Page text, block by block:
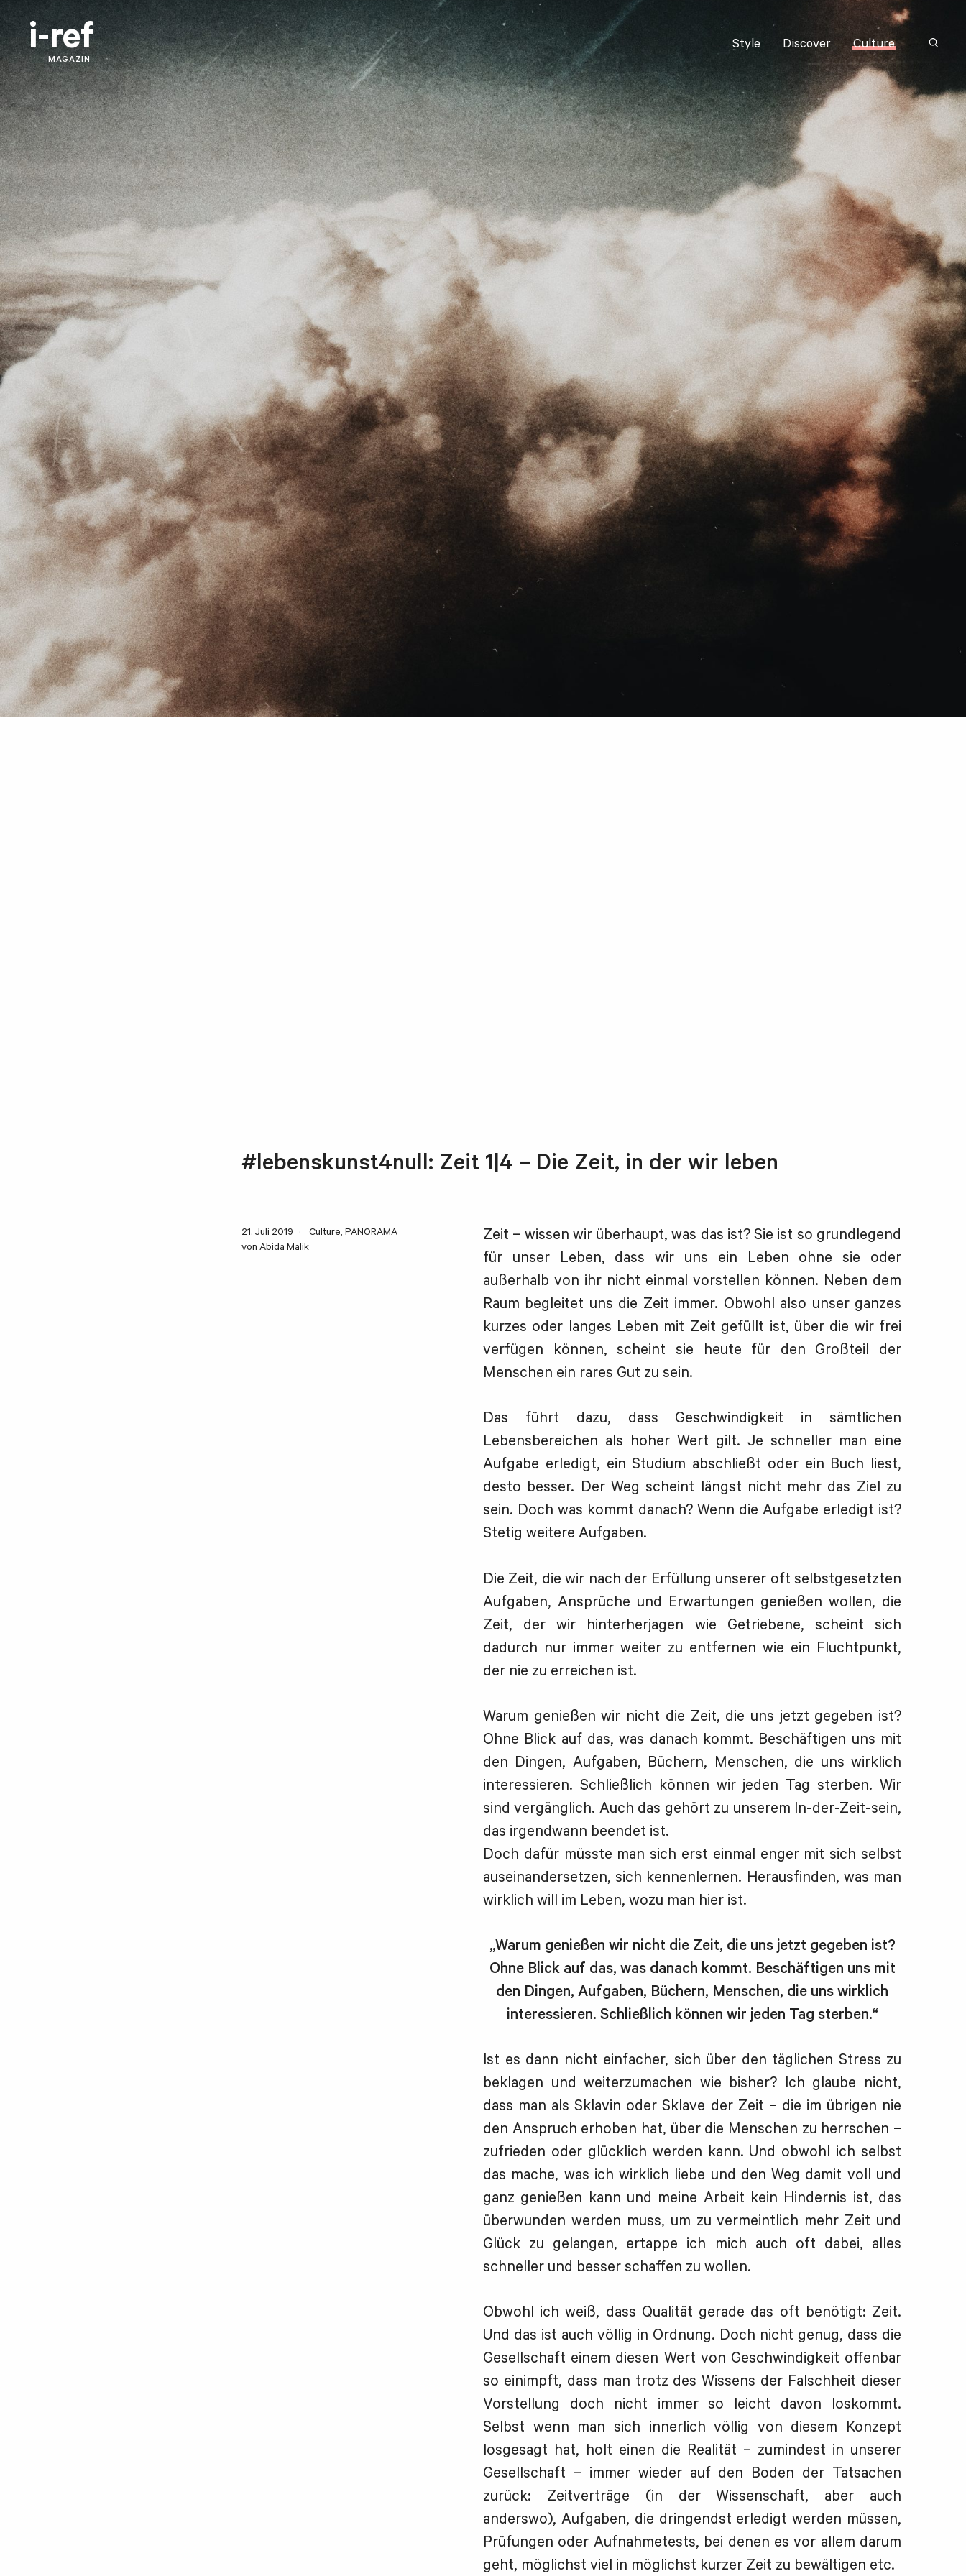
i-ref
MAGAZIN
Style Discover Culture
#lebenskunst4null: Zeit 1|4 – Die Zeit, in der wir leben
21. Juli 2019 Culture,PANORAMA
von Abida Malik
Zeit – wissen wir überhaupt, was das ist? Sie ist so grundlegend
für unser Leben, dass wir uns ein Leben ohne sie oder
außerhalb von ihr nicht einmal vorstellen können. Neben dem
Raum begleitet uns die Zeit immer. Obwohl also unser ganzes
kurzes oder langes Leben mit Zeit gefüllt ist, über die wir frei
verfügen können, scheint sie heute für den Großteil der
Menschen ein rares Gut zu sein.
Das führt dazu, dass Geschwindigkeit in sämtlichen
Lebensbereichen als hoher Wert gilt. Je schneller man eine
Aufgabe erledigt, ein Studium abschließt oder ein Buch liest,
desto besser. Der Weg scheint längst nicht mehr das Ziel zu
sein. Doch was kommt danach? Wenn die Aufgabe erledigt ist?
Stetig weitere Aufgaben.
Die Zeit, die wir nach der Erfüllung unserer oft selbstgesetzten
Aufgaben, Ansprüche und Erwartungen genießen wollen, die
Zeit, der wir hinterherjagen wie Getriebene, scheint sich
dadurch nur immer weiter zu entfernen wie ein Fluchtpunkt,
der nie zu erreichen ist.
Warum genießen wir nicht die Zeit, die uns jetzt gegeben ist?
Ohne Blick auf das, was danach kommt. Beschäftigen uns mit
den Dingen, Aufgaben, Büchern, Menschen, die uns wirklich
interessieren. Schließlich können wir jeden Tag sterben. Wir
sind vergänglich. Auch das gehört zu unserem In-der-Zeit-sein,
das irgendwann beendet ist.
Doch dafür müsste man sich erst einmal enger mit sich selbst
auseinandersetzen, sich kennenlernen. Herausfinden, was man
wirklich will im Leben, wozu man hier ist.
„Warum genießen wir nicht die Zeit, die uns jetzt gegeben ist?
Ohne Blick auf das, was danach kommt. Beschäftigen uns mit
den Dingen, Aufgaben, Büchern, Menschen, die uns wirklich
interessieren. Schließlich können wir jeden Tag sterben.“
Ist es dann nicht einfacher, sich über den täglichen Stress zu
beklagen und weiterzumachen wie bisher? Ich glaube nicht,
dass man als Sklavin oder Sklave der Zeit – die im übrigen nie
den Anspruch erhoben hat, über die Menschen zu herrschen –
zufrieden oder glücklich werden kann. Und obwohl ich selbst
das mache, was ich wirklich liebe und den Weg damit voll und
ganz genießen kann und meine Arbeit kein Hindernis ist, das
überwunden werden muss, um zu vermeintlich mehr Zeit und
Glück zu gelangen, ertappe ich mich auch oft dabei, alles
schneller und besser schaffen zu wollen.
Obwohl ich weiß, dass Qualität gerade das oft benötigt: Zeit.
Und das ist auch völlig in Ordnung. Doch nicht genug, dass die
Gesellschaft einem diesen Wert von Geschwindigkeit offenbar
so einimpft, dass man trotz des Wissens der Falschheit dieser
Vorstellung doch nicht immer so leicht davon loskommt.
Selbst wenn man sich innerlich völlig von diesem Konzept
losgesagt hat, holt einen die Realität – zumindest in unserer
Gesellschaft – immer wieder auf den Boden der Tatsachen
zurück: Zeitverträge (in der Wissenschaft, aber auch
anderswo), Aufgaben, die dringendst erledigt werden müssen,
Prüfungen oder Aufnahmetests, bei denen es vor allem darum
geht, möglichst viel in möglichst kurzer Zeit zu bewältigen etc.